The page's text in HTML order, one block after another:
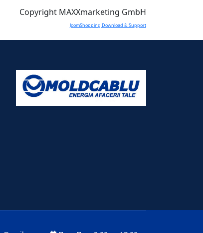
Copyright MAXXmarketing GmbH
JoomShopping Download & Support